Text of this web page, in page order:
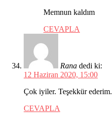
Memnun kaldım
CEVAPLA
Rana dedi ki:
12 Haziran 2020, 15:00
Çok iyiler. Teşekkür ederim.
CEVAPLA